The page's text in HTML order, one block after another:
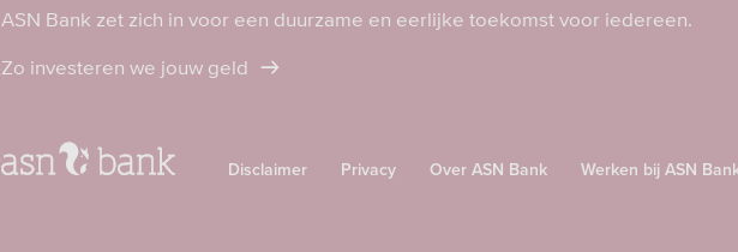
ASN Bank zet zich in voor een duurzame en eerlijke toekomst voor iedereen.
Zo investeren we jouw geld
Disclaimer Privacy Over ASN Bank Werken bij ASN